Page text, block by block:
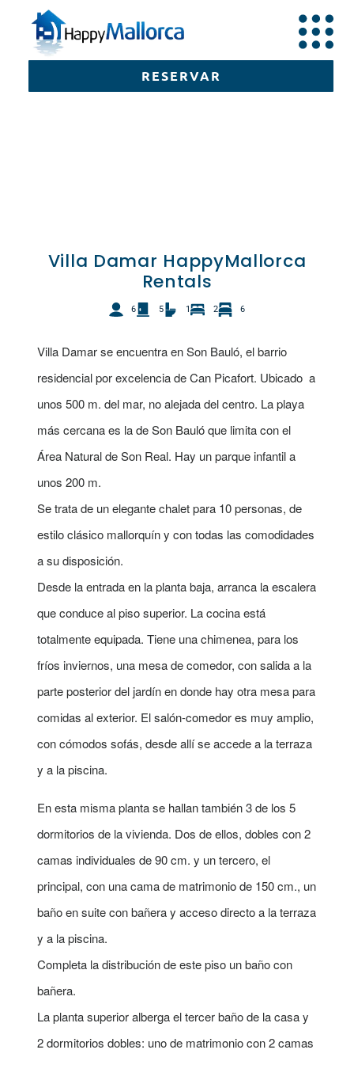
RESERVAR
Villa Damar HappyMallorca
Rentals
6 5 1 2 6
Villa Damar se encuentra en Son Bauló, el barrio
residencial por excelencia de Can Picafort. Ubicado a
unos 500 m. del mar, no alejada del centro. La playa
más cercana es la de Son Bauló que limita con el
Área Natural de Son Real. Hay un parque infantil a
unos 200 m.
Se trata de un elegante chalet para 10 personas, de
estilo clásico mallorquín y con todas las comodidades
a su disposición.
Desde la entrada en la planta baja, arranca la escalera
que conduce al piso superior. La cocina está
totalmente equipada. Tiene una chimenea, para los
fríos inviernos, una mesa de comedor, con salida a la
parte posterior del jardín en donde hay otra mesa para
comidas al exterior. El salón-comedor es muy amplio,
con cómodos sofás, desde allí se accede a la terraza
y a la piscina.
En esta misma planta se hallan también 3 de los 5
dormitorios de la vivienda. Dos de ellos, dobles con 2
camas individuales de 90 cm. y un tercero, el
principal, con una cama de matrimonio de 150 cm., un
baño en suite con bañera y acceso directo a la terraza
y a la piscina.
Completa la distribución de este piso un baño con
bañera.
La planta superior alberga el tercer baño de la casa y
2 dormitorios dobles: uno de matrimonio con 2 camas